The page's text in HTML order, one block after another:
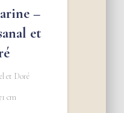
–
et
et Doré
cm